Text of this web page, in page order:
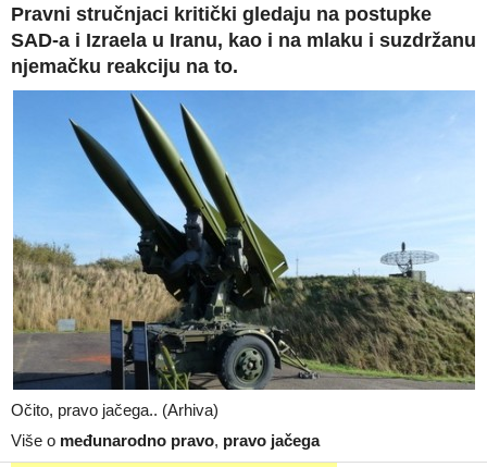
Pravni stručnjaci kritički gledaju na postupke
SAD-a i Izraela u Iranu, kao i na mlaku i suzdržanu
njemačku reakciju na to.
Očito, pravo jačega.. (Arhiva)
Više o međunarodno pravo, pravo jačega